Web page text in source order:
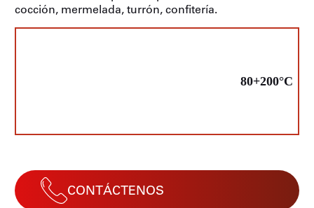
cocción, mermelada, turrón, confitería.
80+200°C
CONTÁCTENOS